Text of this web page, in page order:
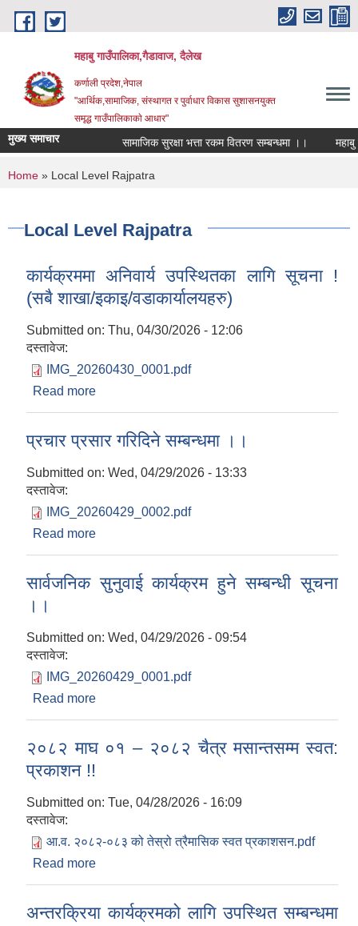
Skip to main content
महाबु गाउँपालिका,गैडावाज, दैलेख
कर्णाली प्रदेश,नेपाल
"आर्थिक,सामाजिक, संस्थागत र पुर्वाधार विकास सुशासनयुक्त
समृद्ध गाउँपालिकाकाे आधार"
मुख्य समाचार सामाजिक सुरक्षा भत्ता रकम वितरण सम्बन्धमा ।।
You are here
Home » Local Level Rajpatra
Local Level Rajpatra
कार्यक्रममा अनिवार्य उपस्थितका लागि सूचना !
(सबै शाखा/इकाइ/वडाकार्यालयहरु)
Submitted on: Thu, 04/30/2026 - 12:06
दस्तावेज:
IMG_20260430_0001.pdf
Read more
प्रचार प्रसार गरिदिने सम्बन्धमा ।।
Submitted on: Wed, 04/29/2026 - 13:33
दस्तावेज:
IMG_20260429_0002.pdf
Read more
सार्वजनिक सुनुवाई कार्यक्रम हुने सम्बन्धी सूचना
।।
Submitted on: Wed, 04/29/2026 - 09:54
दस्तावेज:
IMG_20260429_0001.pdf
Read more
२०८२ माघ ०१ – २०८२ चैत्र मसान्तसम्म स्वत:
प्रकाशन !!
Submitted on: Tue, 04/28/2026 - 16:09
दस्तावेज:
आ.व. २०८२-०८३ को तेस्रो त्रैमासिक स्वत प्रकाशसन.pdf
Read more
अन्तरक्रिया कार्यक्रमको लागि उपस्थित सम्बन्धमा